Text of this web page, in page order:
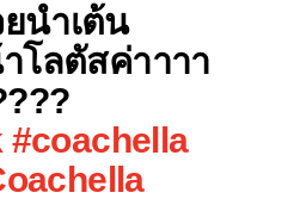
นำเต้น
โลตัสค่าาาา
#coachella